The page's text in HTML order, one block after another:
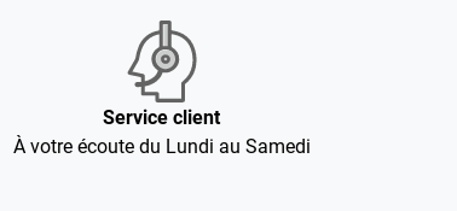
Service client
À votre écoute du Lundi au Samedi